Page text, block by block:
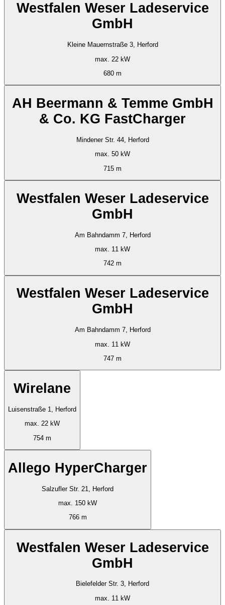
Westfalen Weser Ladeservice
GmbH
Kleine Mauernstraße 3, Herford
max. 22 kW
680 m
AH Beermann & Temme GmbH
& Co. KG FastCharger
Mindener Str. 44, Herford
max. 50 kW
715 m
Westfalen Weser Ladeservice
GmbH
Am Bahndamm 7, Herford
max. 11 kW
742 m
Westfalen Weser Ladeservice
GmbH
Am Bahndamm 7, Herford
max. 11 kW
747 m
Wirelane
Luisenstraße 1, Herford
max. 22 kW
754 m
Allego HyperCharger
Salzufler Str. 21, Herford
max. 150 kW
766 m
Westfalen Weser Ladeservice
GmbH
Bielefelder Str. 3, Herford
max. 11 kW